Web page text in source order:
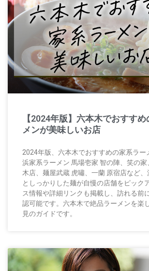
【2024年版】六本木でおすす
メンが美味しいお店
2024年版、六本木でおすすめの家系ラー
浜家系ラーメン 馬場壱家 智の陣、笑の家
木店、麺屋武蔵 虎嘯、一蘭 原宿店など
としっかりした麺が自慢の店舗をピック
ス情報や詳細リンクも掲載し、訪れる前
認可能です。六本木で絶品ラーメンを楽
見のガイドです。